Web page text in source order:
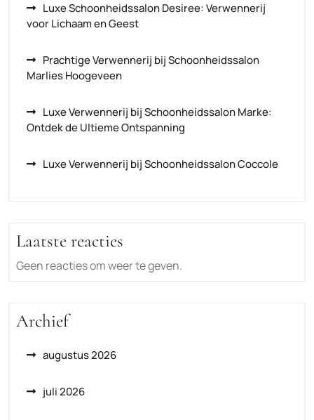
Luxe Schoonheidssalon Desiree: Verwennerij
voor Lichaam en Geest
Prachtige Verwennerij bij Schoonheidssalon
Marlies Hoogeveen
Luxe Verwennerij bij Schoonheidssalon Marke:
Ontdek de Ultieme Ontspanning
Luxe Verwennerij bij Schoonheidssalon Coccole
Laatste reacties
Geen reacties om weer te geven.
Archief
augustus 2026
juli 2026